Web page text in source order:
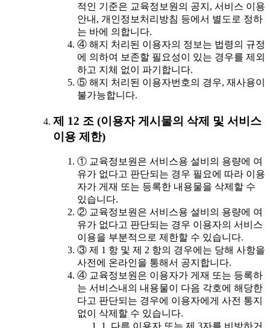
적인 기준은 교육정보원의 공지, 서비스 이용
안내, 개인정보처리방침 등에서 별도로 정하
는 바에 의합니다.
④ 해지 처리된 이용자의 정보는 법령의 규정
에 의하여 보존할 필요성이 있는 경우를 제외
하고 지체 없이 파기합니다.
⑤ 해지 처리된 이용자번호의 경우, 재사용이
불가능합니다.
제 12 조 (이용자 게시물의 삭제 및 서비스
이용 제한)
① 교육정보원은 서비스용 설비의 용량에 여
유가 없다고 판단되는 경우 필요에 따라 이용
자가 게재 또는 등록한 내용물을 삭제할 수
있습니다.
② 교육정보원은 서비스용 설비의 용량에 여
유가 없다고 판단되는 경우 이용자의 서비스
이용을 부분적으로 제한할 수 있습니다.
③ 제 1 항 및 제 2 항의 경우에는 당해 사항을
사전에 온라인을 통해서 공지합니다.
④ 교육정보원은 이용자가 게재 또는 등록하
는 서비스내의 내용물이 다음 각호에 해당한
다고 판단되는 경우에 이용자에게 사전 통지
없이 삭제할 수 있습니다.